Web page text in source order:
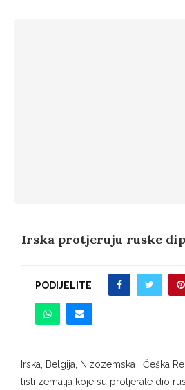
Irska protjeruju ruske
PODIJELITE
Irska, Belgija, Nizozemska i Češka
listi zemalja koje su protjerale dio